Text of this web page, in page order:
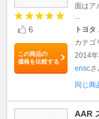
6
この商品の
価格を比較する
面はア
トヨタ
カテゴ
2014
enscさ
同じ商
AAR